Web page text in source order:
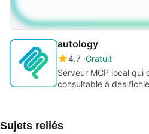
autology
4.7 Gratuit
Serveur MCP local qui
consultable à des
Sujets reliés